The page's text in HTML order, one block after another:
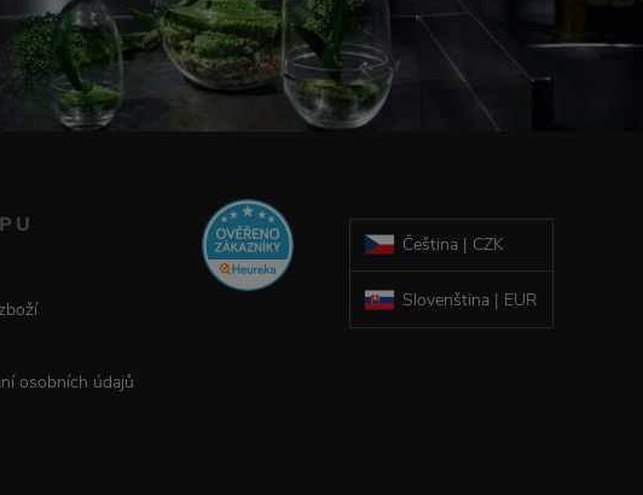
osobních údajů
Čeština | CZK
Slovenština | EUR